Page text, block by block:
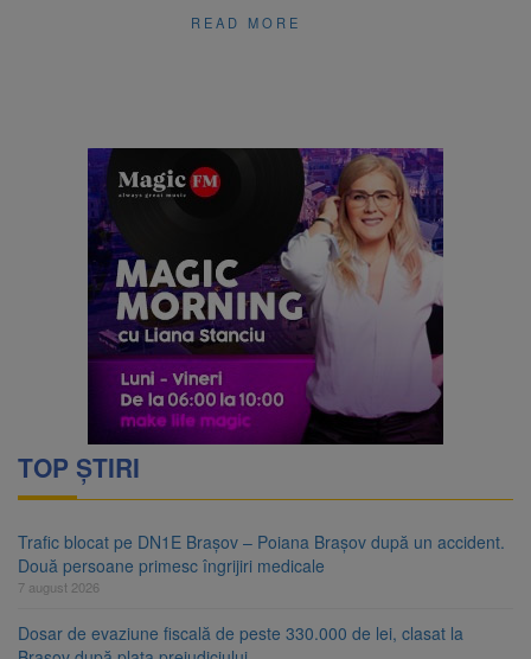
READ MORE
TOP ȘTIRI
Trafic blocat pe DN1E Brașov – Poiana Brașov după un accident.
Două persoane primesc îngrijiri medicale
7 august 2026
Dosar de evaziune fiscală de peste 330.000 de lei, clasat la